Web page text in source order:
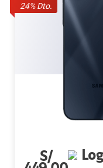
24% Dto.
S/